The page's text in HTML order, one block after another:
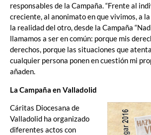
responsables de la Campaña. “Frente al
creciente, al anonimato en que vivimos, a
la realidad del otro, desde la Campaña
llamamos a ser en común: porque mis
derechos, porque las situaciones que
cualquier persona ponen en cuestión mi
añaden.
La Campaña en Valladolid
Cáritas Diocesana de
Valladolid ha organizado
diferentes actos con